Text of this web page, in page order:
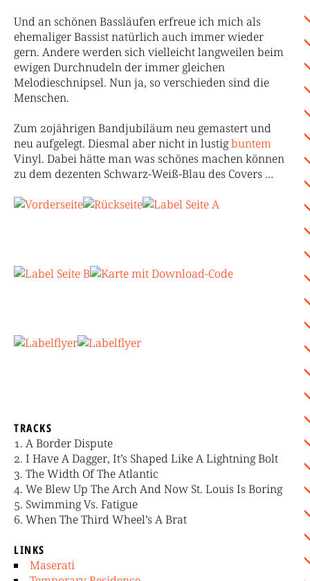
Und an schönen Bassläufen erfreue ich mich als
ehemaliger Bassist natürlich auch immer wieder
gern. Andere werden sich vielleicht langweilen beim
ewigen Durchnudeln der immer gleichen
Melodieschnipsel. Nun ja, so verschieden sind die
Menschen.
Zum 20jährigen Bandjubiläum neu gemastert und
neu aufgelegt. Diesmal aber nicht in lustigbuntem
Vinyl. Dabei hätte man was schönes machen können
zu dem dezenten Schwarz-Weiß-Blau des Covers …
TRACKS
A Border Dispute
I Have A Dagger, It’s Shaped Like A Lightning Bolt
The Width Of The Atlantic
We Blew Up The Arch And Now St. Louis Is Boring
Swimming Vs. Fatigue
When The Third Wheel’s A Brat
LINKS
Maserati